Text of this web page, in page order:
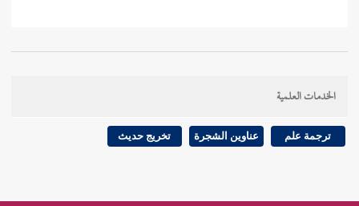
الخدمات العلمية
ترجمة علم عناوين الشجرة تخريج حديث